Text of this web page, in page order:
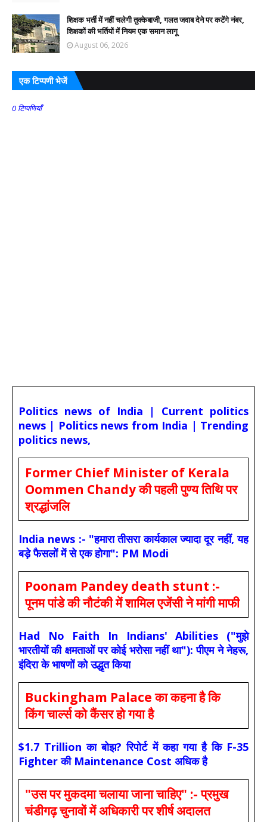
शिक्षक भर्ती में नहीं चलेगी तुक्केबाजी, गलत जवाब देने पर कटेंगे नंबर,
शिक्षकों की भर्तियों में नियम एक समान लागू
August 06, 2026
एक टिप्पणी भेजें
0 टिप्पणियाँ
Politics news of India | Current politics
news | Politics news from India | Trending
politics news,
Former Chief Minister of Kerala
Oommen Chandy की पहली पुण्य तिथि पर
श्रद्धांजलि
India news :- "हमारा तीसरा कार्यकाल ज्यादा दूर नहीं, यह
बड़े फैसलों में से एक होगा": PM Modi
Poonam Pandey death stunt :-
पूनम पांडे की नौटंकी में शामिल एजेंसी ने मांगी माफी
Had No Faith In Indians' Abilities ("मुझे
भारतीयों की क्षमताओं पर कोई भरोसा नहीं था"): पीएम ने नेहरू,
इंदिरा के भाषणों को उद्धृत किया
Buckingham Palace का कहना है कि
किंग चार्ल्स को कैंसर हो गया है
$1.7 Trillion का बोझ? रिपोर्ट में कहा गया है कि F-35
Fighter की Maintenance Cost अधिक है
"उस पर मुकदमा चलाया जाना चाहिए" :- प्रमुख
चंडीगढ़ चुनावों में अधिकारी पर शीर्ष अदालत